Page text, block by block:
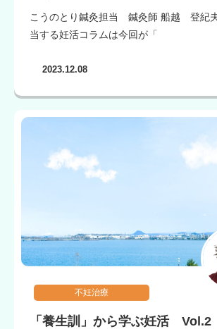
こうのとり鍼灸担当 鍼灸師 船越 登紀
当する妊活コラムは今回が「
2023.12.08
不妊治療
「養生訓」から学ぶ妊活 Vol.2